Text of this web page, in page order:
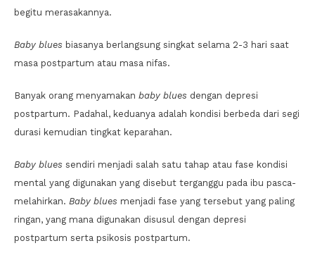
begitu merasakannya.
Baby blues biasanya berlangsung singkat selama 2-3 hari saat
masa postpartum atau masa nifas.
Banyak orang menyamakan baby blues dengan depresi
postpartum. Padahal, keduanya adalah kondisi berbeda dari segi
durasi kemudian tingkat keparahan.
Baby blues sendiri menjadi salah satu tahap atau fase kondisi
mental yang digunakan yang disebut terganggu pada ibu pasca-
melahirkan. Baby blues menjadi fase yang tersebut yang paling
ringan, yang mana digunakan disusul dengan depresi
postpartum serta psikosis postpartum.